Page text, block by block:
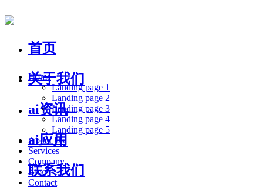
首页
关于我们
ai资讯
ai应用
联系我们
Home
Landing page 1
Landing page 2
Landing page 3
Landing page 4
Landing page 5
About Us
Services
Company
Blog
Contact